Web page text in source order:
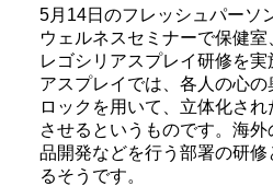
5月14日のフレッシュパーソ
ウェルネスセミナーで保健
レゴシリアスプレイ研修を実
アスプレイでは、各人の心
ロックを用いて、立体化さ
させるというものです。海
品開発などを行う部署の研
るそうです。